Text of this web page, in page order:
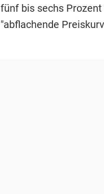
fünf bis sechs
"abflachende